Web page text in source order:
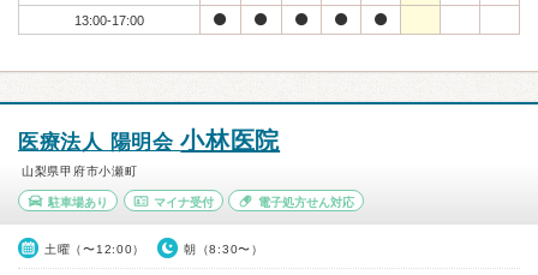
13:00-17:00
医療法人 陽明会小林医院
山梨県甲府市小瀬町
駐車場あり マイナ受付 電子処方せん対応
土曜（〜12:00） 朝（8:30〜）